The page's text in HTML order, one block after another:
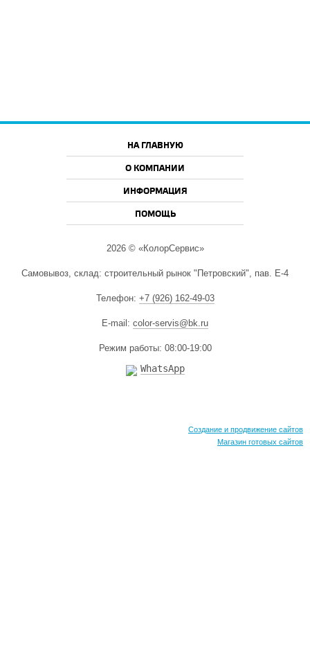
НА ГЛАВНУЮ
О КОМПАНИИ
ИНФОРМАЦИЯ
ПОМОЩЬ
2026 © «КолорСервис»
Самовывоз, склад: строительный рынок "Петровский", пав. Е-4
Телефон: +7 (926) 162-49-03
E-mail: color-servis@bk.ru
Режим работы: 08:00-19:00
WhatsApp
Создание и продвижение сайтов
Магазин готовых сайтов